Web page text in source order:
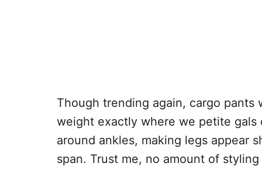
Though trending again, cargo
weight exactly where we petite gals
around ankles, making legs appear
span. Trust me, no amount of